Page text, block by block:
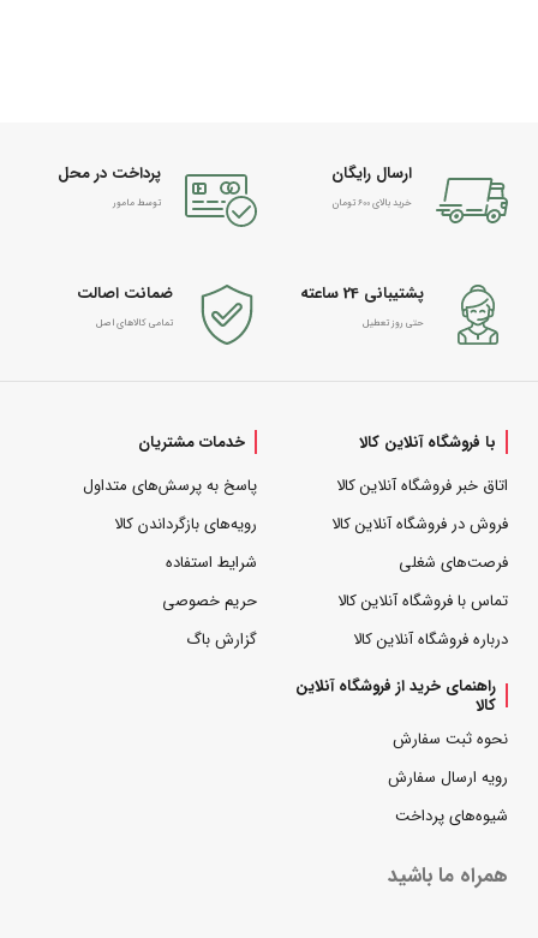
ارسال رایگان
خرید بالای 600 تومان
پرداخت در محل
توسط مامور
پشتیبانی 24 ساعته
حتی روز تعطیل
ضمانت اصالت
تمامی کالاهای اصل
با فروشگاه آنلاین کالا
اتاق خبر فروشگاه آنلاین کالا
فروش در فروشگاه آنلاین کالا
فرصت‌های شغلی
تماس با فروشگاه آنلاین کالا
درباره فروشگاه آنلاین کالا
خدمات مشتریان
پاسخ به پرسش‌های متداول
رویه‌های بازگرداندن کالا
شرایط استفاده
حریم خصوصی
گزارش باگ
راهنمای خرید از فروشگاه آنلاین
کالا
نحوه ثبت سفارش
رویه ارسال سفارش
شیوه‌های پرداخت
همراه ما باشید